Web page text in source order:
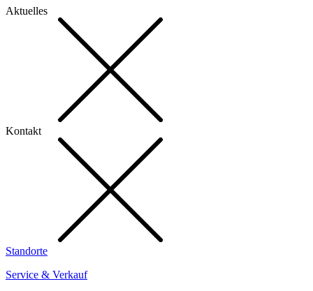
Aktuelles
Kontakt
Standorte
Service & Verkauf